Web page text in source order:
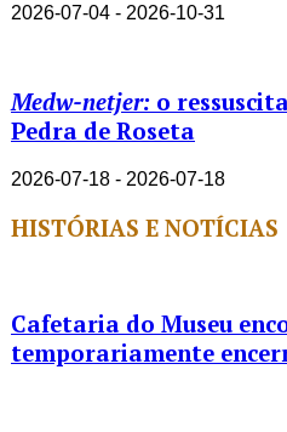
2026-07-04 - 2026-10-31
Medw-netjer: o
Pedra de Roseta
2026-07-18 - 2026-07-18
HISTÓRIAS E NOTÍCIAS
Cafetaria do Museu
temporariamente